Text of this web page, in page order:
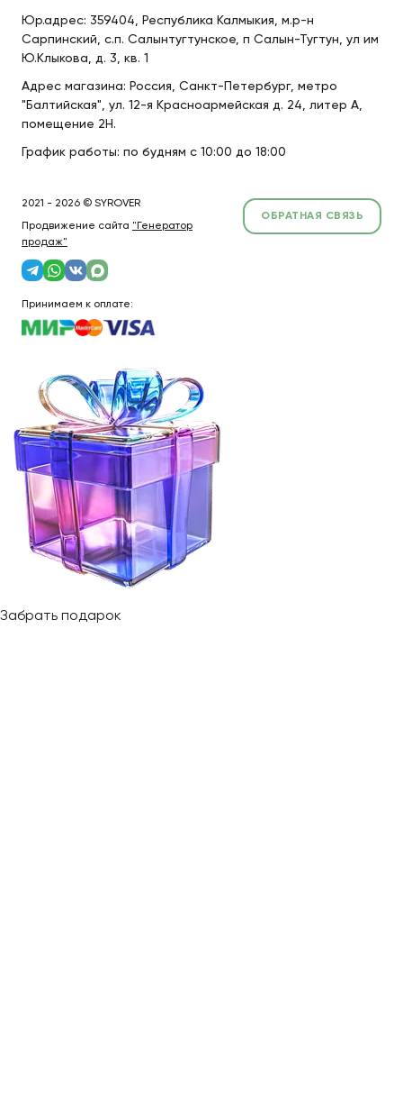
Юр.адрес: 359404, Республика Калмыкия, м.р-н
Сарпинский, с.п. Салынтугтунское, п Салын-Тугтун, ул им
Ю.Клыкова, д. 3, кв. 1
Адрес магазина: Россия, Санкт-Петербург, метро
"Балтийская", ул. 12-я Красноармейская д. 24, литер А,
помещение 2Н.
График работы: по будням с 10:00 до 18:00
2021 - 2026 © SYROVER
Продвижение сайта "Генератор
продаж"
ОБРАТНАЯ СВЯЗЬ
Принимаем к оплате:
Забрать подарок